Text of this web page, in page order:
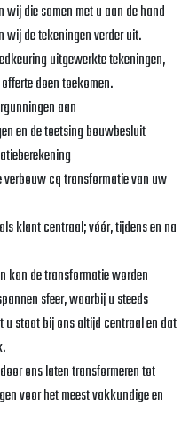
die samen met u aan de hand
de tekeningen verder uit.
uitgewerkte tekeningen,
doen toekomen.
aan
en de toetsing bouwbesluit
verbouw cq transformatie van uw
klant centraal; vóór, tijdens en na
kan de transformatie worden
sfeer, waarbij u steeds
staat bij ons altijd centraal en dat
ons laten transformeren tot
voor het meest vakkundige en